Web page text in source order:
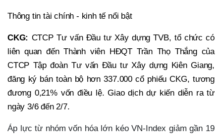
Thông tin tài chính - kinh tế nổi bật
CKG: CTCP Tư vấn Đầu tư Xây dựng TVB, tổ chức có
liên quan đến Thành viên HĐQT Trần Thọ Thắng của
CTCP Tập đoàn Tư vấn Đầu tư Xây dựng Kiên Giang,
đăng ký bán toàn bộ hơn 337.000 cổ phiếu CKG, tương
đương 0,21% vốn điều lệ. Giao dịch dự kiến diễn ra từ
ngày 3/6 đến 2/7.
Áp lực từ nhóm vốn hóa lớn kéo VN-Index giảm gần 19